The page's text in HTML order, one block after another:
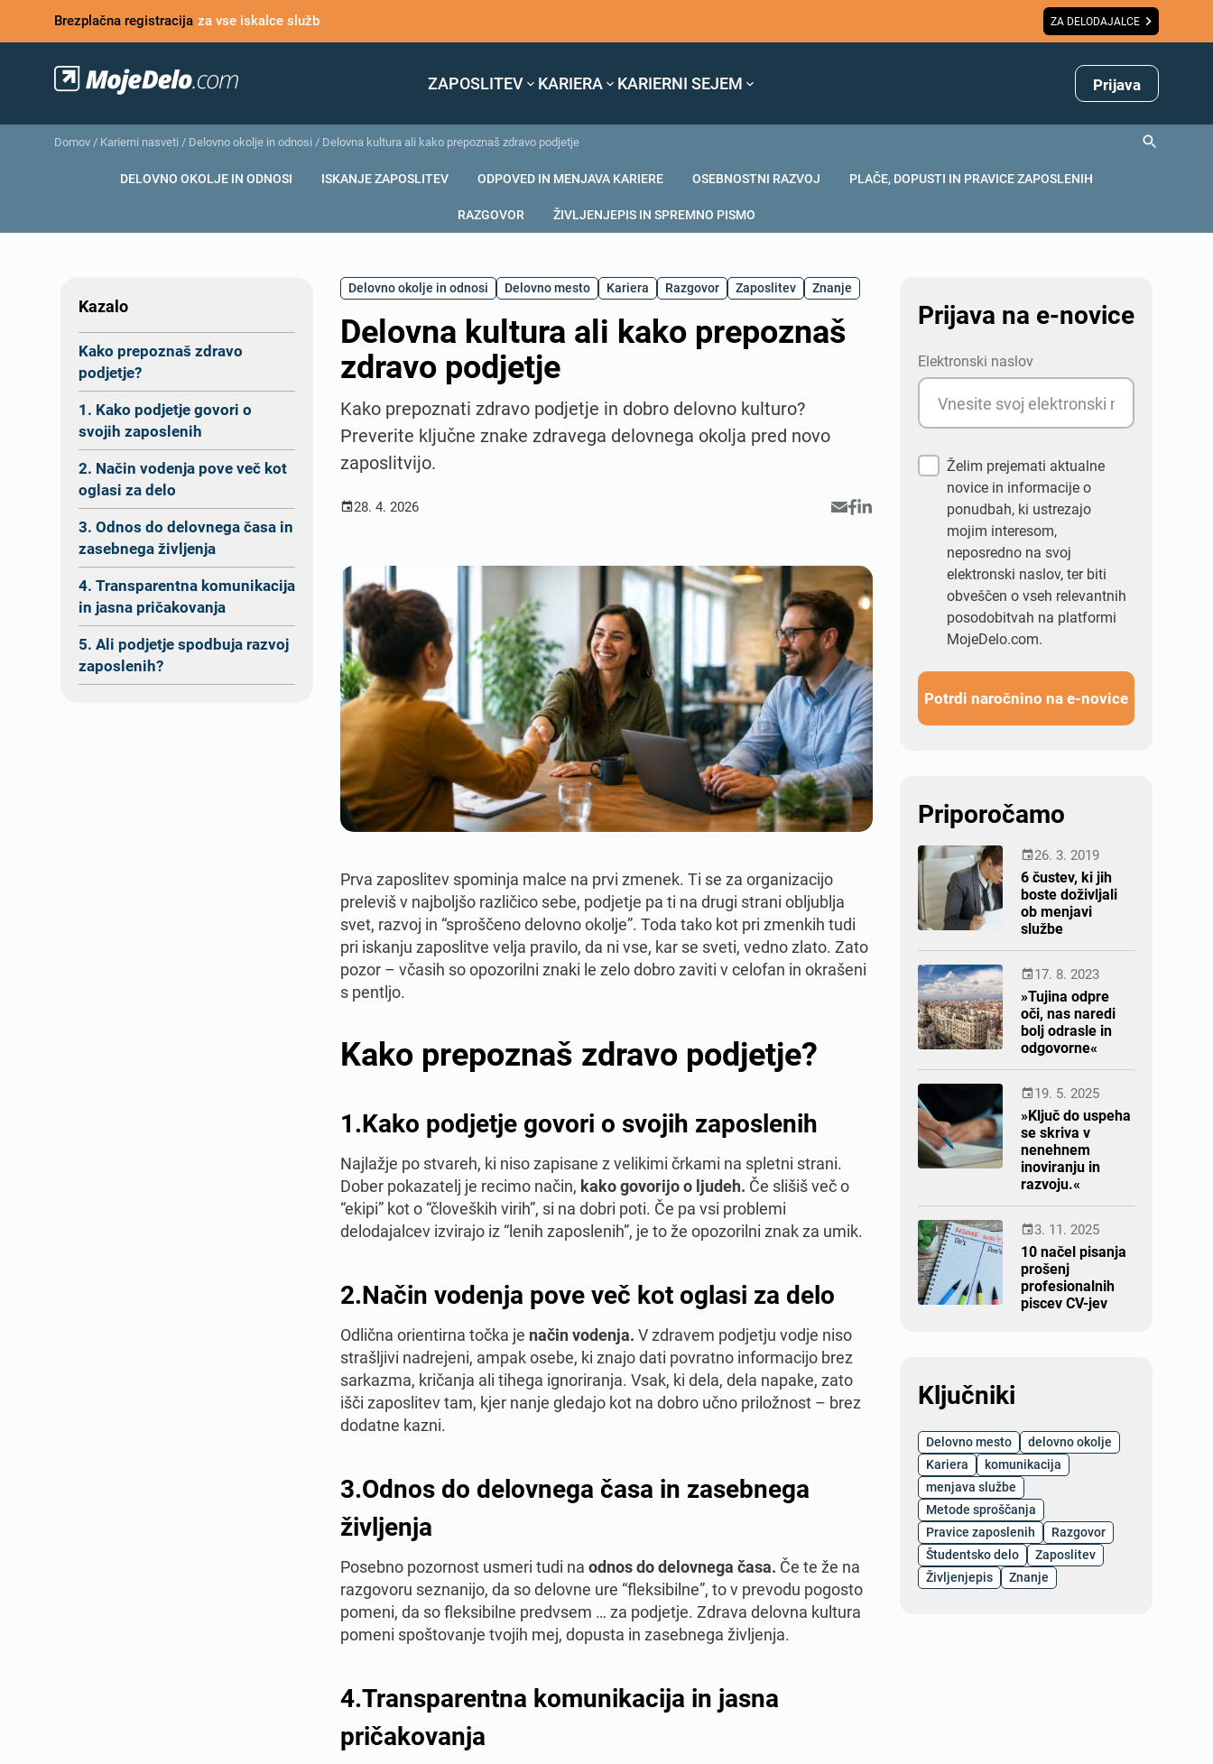
Brezplačna registracija za vse iskalce služb ZA DELODAJALCE
ZAPOSLITEV KARIERA KARIERNI SEJEM Prijava
Domov / Karierni nasveti / Delovno okolje in odnosi / Delovna kultura ali kako prepoznaš zdravo podjetje
DELOVNO OKOLJE IN ODNOSI ISKANJE ZAPOSLITEV ODPOVED IN MENJAVA KARIERE OSEBNOSTNI RAZVOJ PLAČE, DOPUSTI IN PRAVICE ZAPOSLENIH
RAZGOVOR ŽIVLJENJEPIS IN SPREMNO PISMO
Kazalo
Kako prepoznaš zdravo
podjetje?
1. Kako podjetje govori o
svojih zaposlenih
2. Način vodenja pove več kot
oglasi za delo
3. Odnos do delovnega časa in
zasebnega življenja
4. Transparentna komunikacija
in jasna pričakovanja
5. Ali podjetje spodbuja razvoj
zaposlenih?
Delovno okolje in odnosi Delovno mesto Kariera Razgovor Zaposlitev Znanje
Delovna kultura ali kako prepoznaš
zdravo podjetje
Kako prepoznati zdravo podjetje in dobro delovno kulturo?
Preverite ključne znake zdravega delovnega okolja pred novo
zaposlitvijo.
28. 4. 2026
Prva zaposlitev spominja malce na prvi zmenek. Ti se za organizacijo
preleviš v najboljšo različico sebe, podjetje pa ti na drugi strani obljublja
svet, razvoj in “sproščeno delovno okolje”. Toda tako kot pri zmenkih tudi
pri iskanju zaposlitve velja pravilo, da ni vse, kar se sveti, vedno zlato. Zato
pozor – včasih so opozorilni znaki le zelo dobro zaviti v celofan in okrašeni
s pentljo.
Kako prepoznaš zdravo podjetje?
1.Kako podjetje govori o svojih zaposlenih
Najlažje po stvareh, ki niso zapisane z velikimi črkami na spletni strani.
Dober pokazatelj je recimo način, kako govorijo o ljudeh. Če slišiš več o
“ekipi” kot o “človeških virih”, si na dobri poti. Če pa vsi problemi
delodajalcev izvirajo iz “lenih zaposlenih”, je to že opozorilni znak za umik.
2.Način vodenja pove več kot oglasi za delo
Odlična orientirna točka je način vodenja. V zdravem podjetju vodje niso
strašljivi nadrejeni, ampak osebe, ki znajo dati povratno informacijo brez
sarkazma, kričanja ali tihega ignoriranja. Vsak, ki dela, dela napake, zato
išči zaposlitev tam, kjer nanje gledajo kot na dobro učno priložnost – brez
dodatne kazni.
3.Odnos do delovnega časa in zasebnega
življenja
Posebno pozornost usmeri tudi na odnos do delovnega časa. Če te že na
razgovoru seznanijo, da so delovne ure “fleksibilne”, to v prevodu pogosto
pomeni, da so fleksibilne predvsem … za podjetje. Zdrava delovna kultura
pomeni spoštovanje tvojih mej, dopusta in zasebnega življenja.
4.Transparentna komunikacija in jasna
pričakovanja
Prijava na e-novice
Elektronski naslov
Želim prejemati aktualne
novice in informacije o
ponudbah, ki ustrezajo
mojim interesom,
neposredno na svoj
elektronski naslov, ter biti
obveščen o vseh relevantnih
posodobitvah na platformi
MojeDelo.com.
Potrdi naročnino na e-novice
Priporočamo
 26. 3. 2019
6 čustev, ki jih
boste doživljali
ob menjavi
službe
 17. 8. 2023
»Tujina odpre
oči, nas naredi
bolj odrasle in
odgovorne«
 19. 5. 2025
»Ključ do uspeha
se skriva v
nenehnem
inoviranju in
razvoju.«
 3. 11. 2025
10 načel pisanja
prošenj
profesionalnih
piscev CV-jev
Ključniki
Delovno mesto
delovno okolje
Kariera
komunikacija
menjava službe
Metode sproščanja
Pravice zaposlenih
Razgovor
Študentsko delo
Zaposlitev
Življenjepis
Znanje